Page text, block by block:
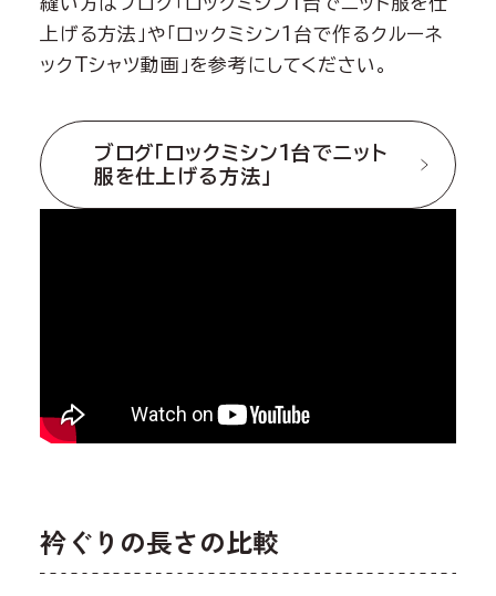
上げる方法」や「ロックミシン1台で作るクルーネ
ックTシャツ動画」を参考にしてください。
ブログ「ロックミシン1台でニット
服を仕上げる方法」
衿ぐりの長さの比較